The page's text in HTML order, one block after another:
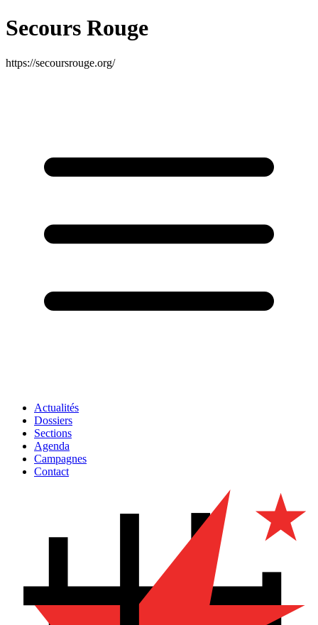
Secours Rouge
https://secoursrouge.org/
Actualités
Dossiers
Sections
Agenda
Campagnes
Contact